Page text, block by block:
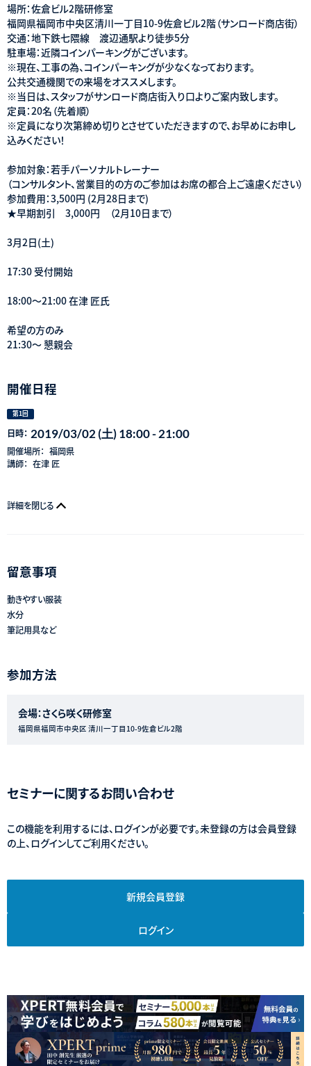
場所：佐倉ビル2階研修室
福岡県福岡市中央区清川一丁目10-9佐倉ビル2階（サンロード商店街）
交通：地下鉄七隈線 渡辺通駅より徒歩5分
駐車場：近隣コインパーキングがございます。
※現在、工事の為、コインパーキングが少なくなっております。
公共交通機関での来場をオススメします。
※当日は、スタッフがサンロード商店街入り口よりご案内致します。
定員：20名（先着順）
※定員になり次第締め切りとさせていただきますので、お早めにお申し
込みください！
参加対象：若手パーソナルトレーナー
（コンサルタント、営業目的の方のご参加はお席の都合上ご遠慮ください）
参加費用：3,500円 (2月28日まで)
★早期割引 3,000円 （2月10日まで）
3月2日(土)
17:30 受付開始
18:00〜21:00 在津 匠氏
希望の方のみ
21:30〜 懇親会
開催日程
第1回
日時： 2019/03/02 (土) 18:00 - 21:00
開催場所： 福岡県
講師： 在津 匠
詳細を閉じる
留意事項
動きやすい服装
水分
筆記用具など
参加方法
会場：さくら咲く研修室
福岡県福岡市中央区 清川一丁目10-9佐倉ビル2階
セミナーに関するお問い合わせ
この機能を利用するには、ログインが必要です。未登録の方は会員登録
の上、ログインしてご利用ください。
新規会員登録
ログイン